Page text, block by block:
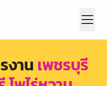
งานเพชรบุรี